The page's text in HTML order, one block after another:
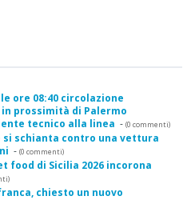
ore 08:40 circolazione
prossimità di Palermo
tecnico alla linea - (0 commenti)
schianta contro una vettura
- (0 commenti)
food di Sicilia 2026 incorona
chiesto un nuovo